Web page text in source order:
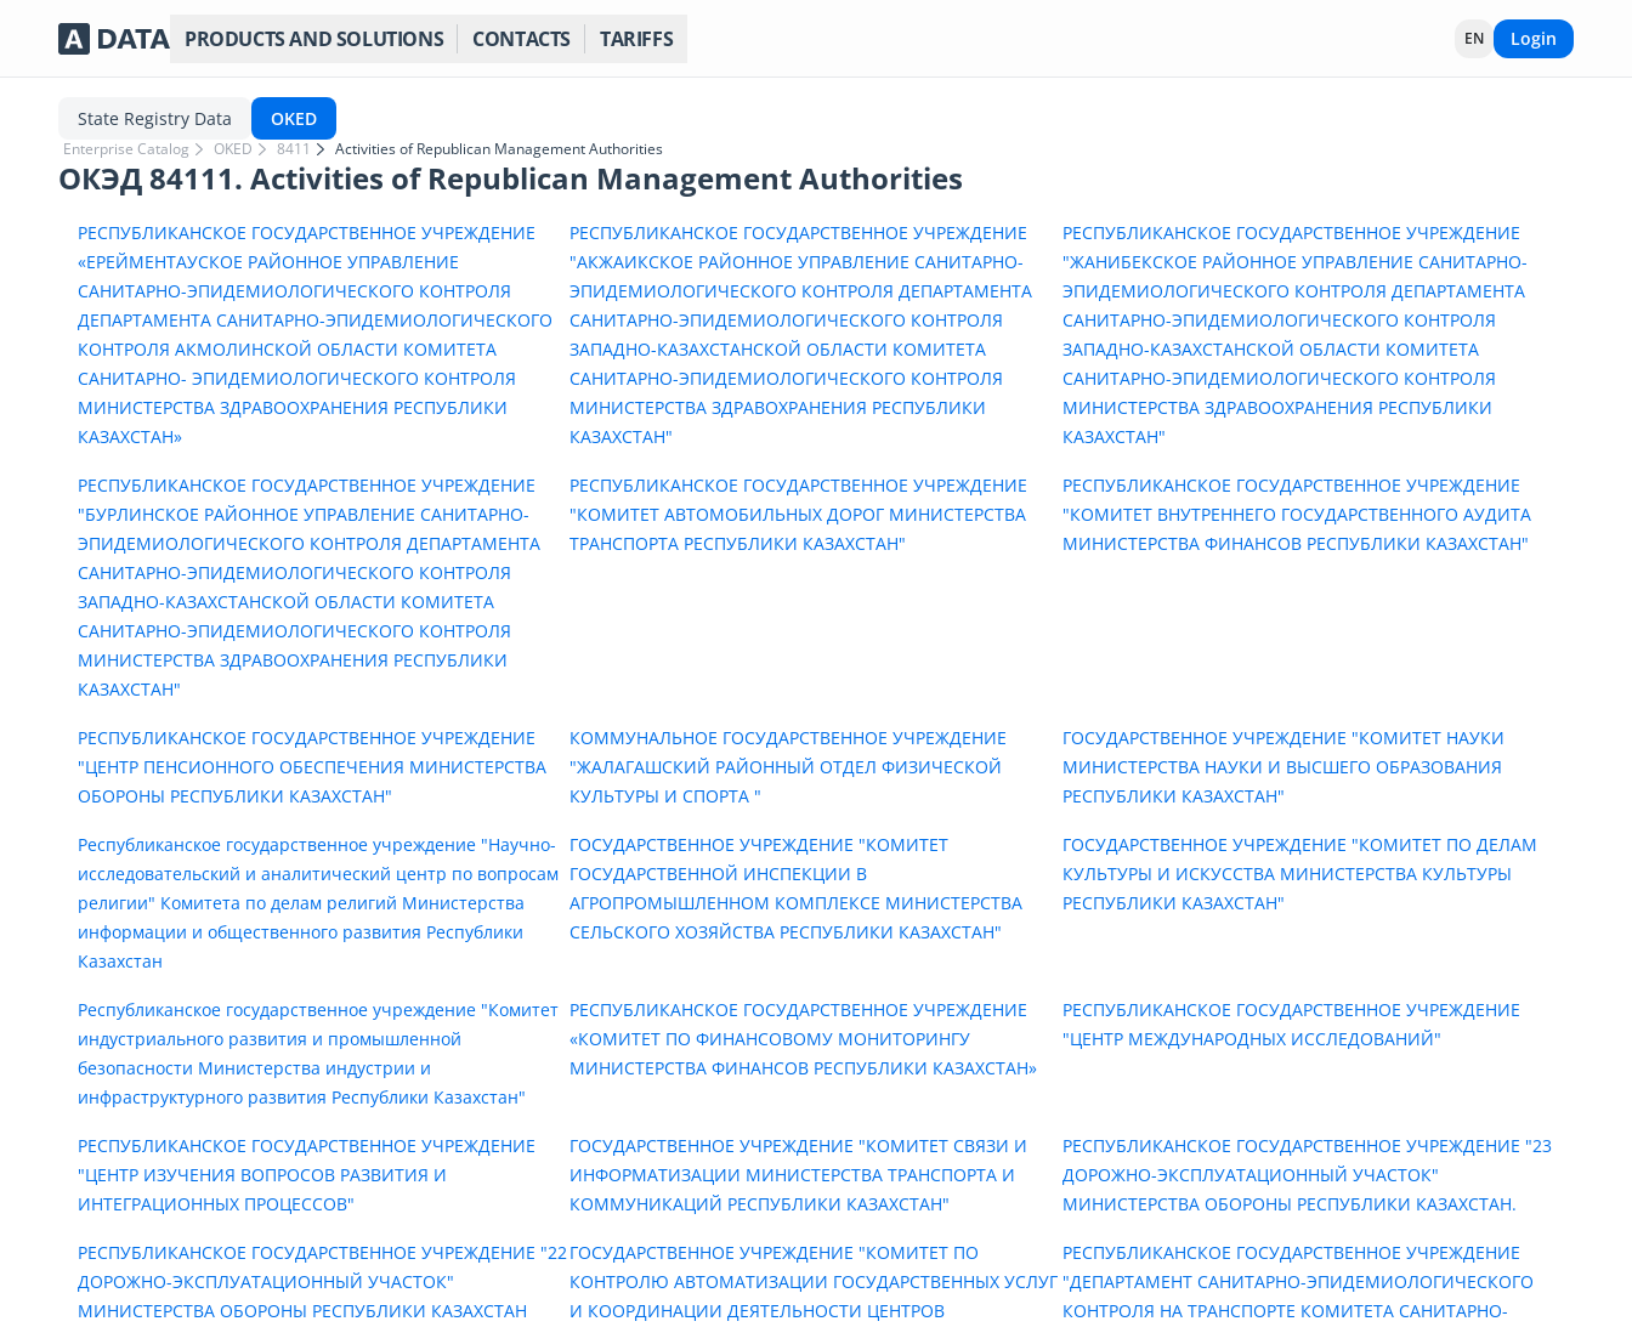
PRODUCTS AND SOLUTIONS CONTACTS TARIFFS EN Login
State Registry Data OKED
Enterprise Catalog OKED 8411 Activities of Republican Management Authorities
ОКЭД 84111. Activities of Republican Management Authorities
РЕСПУБЛИКАНСКОЕ ГОСУДАРСТВЕННОЕ УЧРЕЖДЕНИЕ
«ЕРЕЙМЕНТАУСКОЕ РАЙОННОЕ УПРАВЛЕНИЕ
САНИТАРНО-ЭПИДЕМИОЛОГИЧЕСКОГО КОНТРОЛЯ
ДЕПАРТАМЕНТА САНИТАРНО-ЭПИДЕМИОЛОГИЧЕСКОГО
КОНТРОЛЯ АКМОЛИНСКОЙ ОБЛАСТИ КОМИТЕТА
САНИТАРНО- ЭПИДЕМИОЛОГИЧЕСКОГО КОНТРОЛЯ
МИНИСТЕРСТВА ЗДРАВООХРАНЕНИЯ РЕСПУБЛИКИ
КАЗАХСТАН»
РЕСПУБЛИКАНСКОЕ ГОСУДАРСТВЕННОЕ УЧРЕЖДЕНИЕ
"АКЖАИКСКОЕ РАЙОННОЕ УПРАВЛЕНИЕ САНИТАРНО-
ЭПИДЕМИОЛОГИЧЕСКОГО КОНТРОЛЯ ДЕПАРТАМЕНТА
САНИТАРНО-ЭПИДЕМИОЛОГИЧЕСКОГО КОНТРОЛЯ
ЗАПАДНО-КАЗАХСТАНСКОЙ ОБЛАСТИ КОМИТЕТА
САНИТАРНО-ЭПИДЕМИОЛОГИЧЕСКОГО КОНТРОЛЯ
МИНИСТЕРСТВА ЗДРАВОХРАНЕНИЯ РЕСПУБЛИКИ
КАЗАХСТАН"
РЕСПУБЛИКАНСКОЕ ГОСУДАРСТВЕННОЕ УЧРЕЖДЕНИЕ
"ЖАНИБЕКСКОЕ РАЙОННОЕ УПРАВЛЕНИЕ САНИТАРНО-
ЭПИДЕМИОЛОГИЧЕСКОГО КОНТРОЛЯ ДЕПАРТАМЕНТА
САНИТАРНО-ЭПИДЕМИОЛОГИЧЕСКОГО КОНТРОЛЯ
ЗАПАДНО-КАЗАХСТАНСКОЙ ОБЛАСТИ КОМИТЕТА
САНИТАРНО-ЭПИДЕМИОЛОГИЧЕСКОГО КОНТРОЛЯ
МИНИСТЕРСТВА ЗДРАВООХРАНЕНИЯ РЕСПУБЛИКИ
КАЗАХСТАН"
РЕСПУБЛИКАНСКОЕ ГОСУДАРСТВЕННОЕ УЧРЕЖДЕНИЕ
"БУРЛИНСКОЕ РАЙОННОЕ УПРАВЛЕНИЕ САНИТАРНО-
ЭПИДЕМИОЛОГИЧЕСКОГО КОНТРОЛЯ ДЕПАРТАМЕНТА
САНИТАРНО-ЭПИДЕМИОЛОГИЧЕСКОГО КОНТРОЛЯ
ЗАПАДНО-КАЗАХСТАНСКОЙ ОБЛАСТИ КОМИТЕТА
САНИТАРНО-ЭПИДЕМИОЛОГИЧЕСКОГО КОНТРОЛЯ
МИНИСТЕРСТВА ЗДРАВООХРАНЕНИЯ РЕСПУБЛИКИ
КАЗАХСТАН"
РЕСПУБЛИКАНСКОЕ ГОСУДАРСТВЕННОЕ УЧРЕЖДЕНИЕ
"КОМИТЕТ АВТОМОБИЛЬНЫХ ДОРОГ МИНИСТЕРСТВА
ТРАНСПОРТА РЕСПУБЛИКИ КАЗАХСТАН"
РЕСПУБЛИКАНСКОЕ ГОСУДАРСТВЕННОЕ УЧРЕЖДЕНИЕ
"КОМИТЕТ ВНУТРЕННЕГО ГОСУДАРСТВЕННОГО АУДИТА
МИНИСТЕРСТВА ФИНАНСОВ РЕСПУБЛИКИ КАЗАХСТАН"
РЕСПУБЛИКАНСКОЕ ГОСУДАРСТВЕННОЕ УЧРЕЖДЕНИЕ
"ЦЕНТР ПЕНСИОННОГО ОБЕСПЕЧЕНИЯ МИНИСТЕРСТВА
ОБОРОНЫ РЕСПУБЛИКИ КАЗАХСТАН"
КОММУНАЛЬНОЕ ГОСУДАРСТВЕННОЕ УЧРЕЖДЕНИЕ
"ЖАЛАГАШСКИЙ РАЙОННЫЙ ОТДЕЛ ФИЗИЧЕСКОЙ
КУЛЬТУРЫ И СПОРТА "
ГОСУДАРСТВЕННОЕ УЧРЕЖДЕНИЕ "КОМИТЕТ НАУКИ
МИНИСТЕРСТВА НАУКИ И ВЫСШЕГО ОБРАЗОВАНИЯ
РЕСПУБЛИКИ КАЗАХСТАН"
Республиканское государственное учреждение "Научно-
исследовательский и аналитический центр по вопросам
религии" Комитета по делам религий Министерства
информации и общественного развития Республики
Казахстан
ГОСУДАРСТВЕННОЕ УЧРЕЖДЕНИЕ "КОМИТЕТ
ГОСУДАРСТВЕННОЙ ИНСПЕКЦИИ В
АГРОПРОМЫШЛЕННОМ КОМПЛЕКСЕ МИНИСТЕРСТВА
СЕЛЬСКОГО ХОЗЯЙСТВА РЕСПУБЛИКИ КАЗАХСТАН"
ГОСУДАРСТВЕННОЕ УЧРЕЖДЕНИЕ "КОМИТЕТ ПО ДЕЛАМ
КУЛЬТУРЫ И ИСКУССТВА МИНИСТЕРСТВА КУЛЬТУРЫ
РЕСПУБЛИКИ КАЗАХСТАН"
Республиканское государственное учреждение "Комитет
индустриального развития и промышленной
безопасности Министерства индустрии и
инфраструктурного развития Республики Казахстан"
РЕСПУБЛИКАНСКОЕ ГОСУДАРСТВЕННОЕ УЧРЕЖДЕНИЕ
«КОМИТЕТ ПО ФИНАНСОВОМУ МОНИТОРИНГУ
МИНИСТЕРСТВА ФИНАНСОВ РЕСПУБЛИКИ КАЗАХСТАН»
РЕСПУБЛИКАНСКОЕ ГОСУДАРСТВЕННОЕ УЧРЕЖДЕНИЕ
"ЦЕНТР МЕЖДУНАРОДНЫХ ИССЛЕДОВАНИЙ"
РЕСПУБЛИКАНСКОЕ ГОСУДАРСТВЕННОЕ УЧРЕЖДЕНИЕ
"ЦЕНТР ИЗУЧЕНИЯ ВОПРОСОВ РАЗВИТИЯ И
ИНТЕГРАЦИОННЫХ ПРОЦЕССОВ"
ГОСУДАРСТВЕННОЕ УЧРЕЖДЕНИЕ "КОМИТЕТ СВЯЗИ И
ИНФОРМАТИЗАЦИИ МИНИСТЕРСТВА ТРАНСПОРТА И
КОММУНИКАЦИЙ РЕСПУБЛИКИ КАЗАХСТАН"
РЕСПУБЛИКАНСКОЕ ГОСУДАРСТВЕННОЕ УЧРЕЖДЕНИЕ "23
ДОРОЖНО-ЭКСПЛУАТАЦИОННЫЙ УЧАСТОК"
МИНИСТЕРСТВА ОБОРОНЫ РЕСПУБЛИКИ КАЗАХСТАН.
РЕСПУБЛИКАНСКОЕ ГОСУДАРСТВЕННОЕ УЧРЕЖДЕНИЕ "22
ДОРОЖНО-ЭКСПЛУАТАЦИОННЫЙ УЧАСТОК"
МИНИСТЕРСТВА ОБОРОНЫ РЕСПУБЛИКИ КАЗАХСТАН
ГОСУДАРСТВЕННОЕ УЧРЕЖДЕНИЕ "КОМИТЕТ ПО
КОНТРОЛЮ АВТОМАТИЗАЦИИ ГОСУДАРСТВЕННЫХ УСЛУГ
И КООРДИНАЦИИ ДЕЯТЕЛЬНОСТИ ЦЕНТРОВ
РЕСПУБЛИКАНСКОЕ ГОСУДАРСТВЕННОЕ УЧРЕЖДЕНИЕ
"ДЕПАРТАМЕНТ САНИТАРНО-ЭПИДЕМИОЛОГИЧЕСКОГО
КОНТРОЛЯ НА ТРАНСПОРТЕ КОМИТЕТА САНИТАРНО-